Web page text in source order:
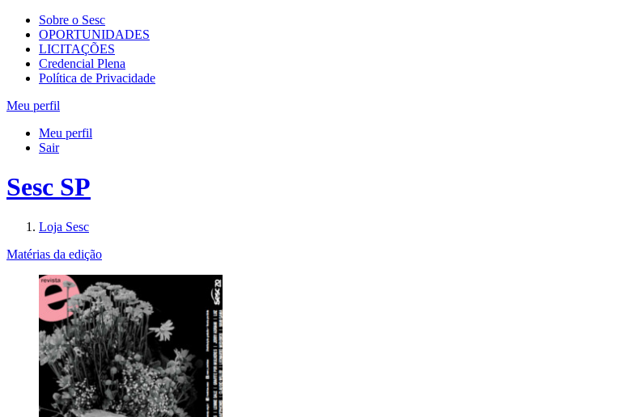
Sobre o Sesc
OPORTUNIDADES
LICITAÇÕES
Credencial Plena
Política de Privacidade
Meu perfil
Meu perfil
Sair
Sesc SP
Loja Sesc
Matérias da edição